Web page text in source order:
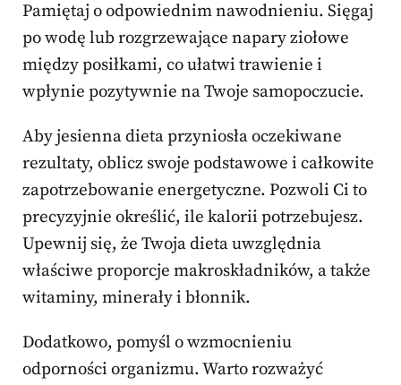
Pamiętaj o odpowiednim nawodnieniu. Sięgaj
po wodę lub rozgrzewające napary ziołowe
między posiłkami, co ułatwi trawienie i
wpłynie pozytywnie na Twoje samopoczucie.
Aby jesienna dieta przyniosła oczekiwane
rezultaty, oblicz swoje podstawowe i całkowite
zapotrzebowanie energetyczne. Pozwoli Ci to
precyzyjnie określić, ile kalorii potrzebujesz.
Upewnij się, że Twoja dieta uwzględnia
właściwe proporcje makroskładników, a także
witaminy, minerały i błonnik.
Dodatkowo, pomyśl o wzmocnieniu
odporności organizmu. Warto rozważyć